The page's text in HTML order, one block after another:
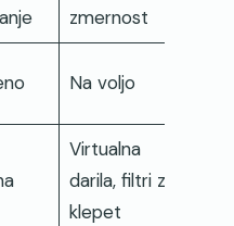
zmernost
Na voljo
Virtualna
darila, filtri za
klepet